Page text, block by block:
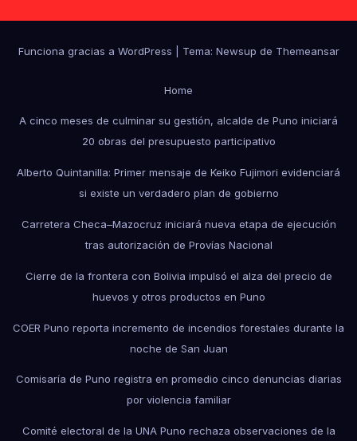
Funciona gracias a WordPress Tema: Newsup de Themeansar
Home
A cinco meses de culminar su gestión, alcalde de Puno iniciará
20 obras del presupuesto participativo
Alberto Quintanilla: Primer mensaje de Keiko Fujimori evidenciará
si existe un verdadero plan de gobierno
Carretera Checa–Mazocruz iniciará nueva etapa de ejecución
tras autorización de Provías Nacional
Cierre de la frontera con Bolivia impulsó el alza del precio de
huevos y otros productos en Puno
COER Puno reporta incremento de incendios forestales durante la
noche de San Juan
Comisaría de Puno registra en promedio cinco denuncias diarias
por violencia familiar
Comité electoral de la UNA Puno rechaza observaciones de la